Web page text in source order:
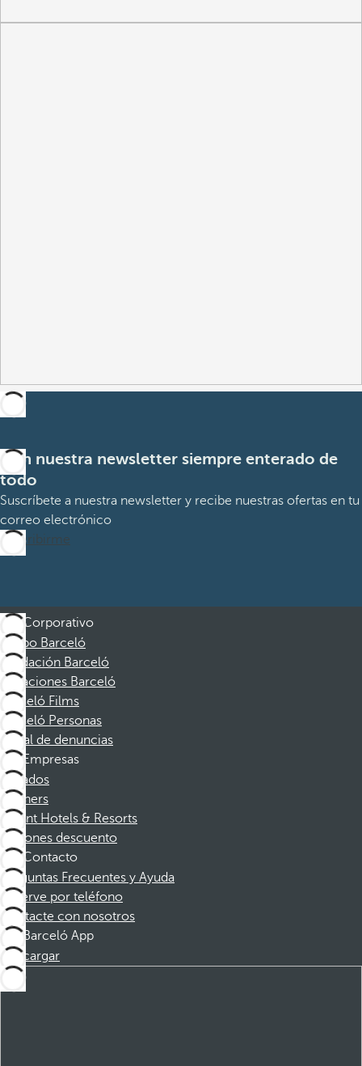
Con nuestra newsletter siempre enterado de
todo
Suscríbete a nuestra newsletter y recibe nuestras ofertas en tu
correo electrónico
Suscribirme
Corporativo
Grupo Barceló
Fundación Barceló
Vacaciones Barceló
Barceló Films
Barceló Personas
Canal de denuncias
Empresas
Afiliados
Partners
Dorint Hotels & Resorts
Cupones descuento
Contacto
Preguntas Frecuentes y Ayuda
Reserve por teléfono
Contacte con nosotros
Barceló App
Descargar